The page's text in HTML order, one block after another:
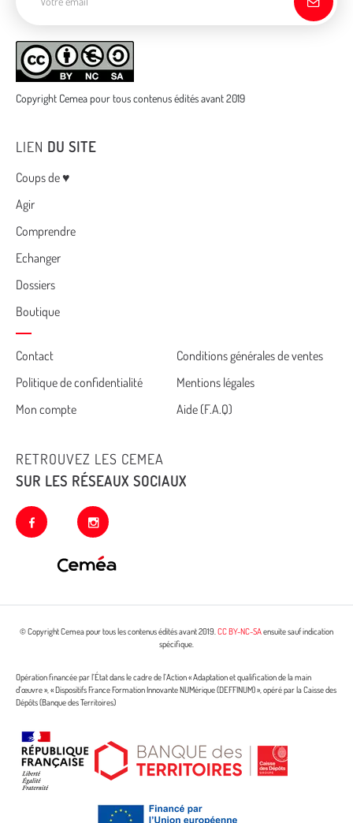
Copyright Cemea pour tous contenus édités avant 2019
LIEN DU SITE
Menu
Coups de ♥
Agir
Comprendre
Echanger
Dossiers
Boutique
Cemea
footer
Contact
Conditions générales de ventes
Politique de confidentialité
Mentions légales
Mon compte
Aide (F.A.Q)
RETROUVEZ LES CEMEA
SUR LES RÉSEAUX SOCIAUX
facebook instagram
© Copyright Cemea pour tous les contenus édités avant 2019.CC BY-NC-SAensuite sauf indication
spécifique.
Opération financée par l’État dans le cadre de l’Action « Adaptation et qualification de la main
d’œuvre », « Dispositifs France Formation Innovante NUMérique (DEFFINUM) », opéré par la Caisse des
Dépôts (Banque des Territoires)